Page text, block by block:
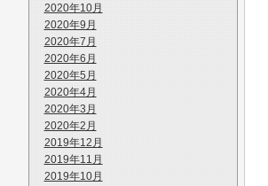
2020年10月
2020年9月
2020年7月
2020年6月
2020年5月
2020年4月
2020年3月
2020年2月
2019年12月
2019年11月
2019年10月